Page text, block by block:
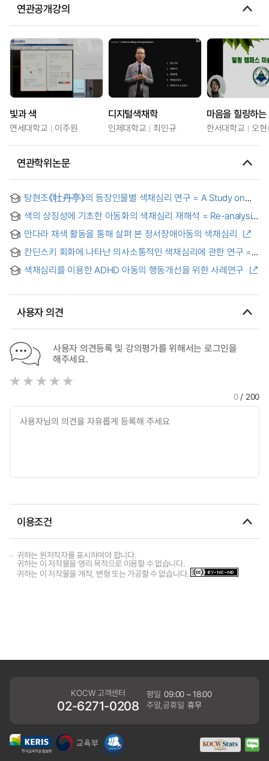
연관공개강의
빛과 색
연세대학교 이주원
디지털색채학
인제대학교 최인규 한서대학교 오
연관학위논문
탕현조《牡丹亭》의 등장인물별 색채심리 연구 = A Study on
Xianzu(湯顯祖)'s 《Mudanting(牡丹亭)》
색의 상징성에 기초한 아동화의 색채심리 재해석 = Re-analysis
Symbolism
만다라 채색 활동을 통해 살펴 본 정서장애아동의 색채심리
칸딘스키 회화에 나타난 의사소통적인 색채심리에 관한 연구 =
for Kandinsky Paintings
색채심리를 이용한 ADHD 아동의 행동개선을 위한 사례연구
사용자 의견
사용자 의견등록 및 강의평가를 위해서는 로그인을
해주세요.
0/ 200
이용조건
귀하는 원저작자를 표시하여야 합니다.
귀하는 이 저작물을 영리 목적으로 이용할 수 없습니다.
귀하는 이 저작물을 개작, 변형 또는 가공할 수 없습니다.
KOCW 고객센터
02-6271-0208
평일 09:00 ~ 18:00
주말,공휴일 휴무